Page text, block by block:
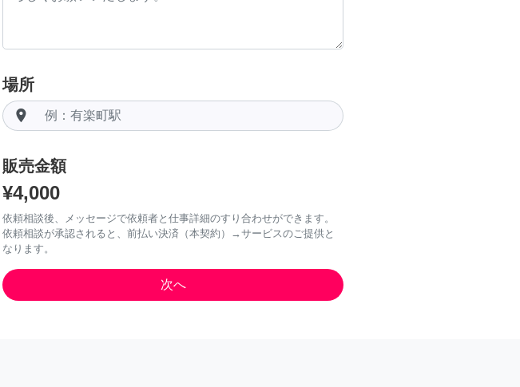
場所
room
販売金額
¥4,000
依頼相談後、メッセージで依頼者と仕事詳細のすり合わせができます。
依頼相談が承認されると、前払い決済（本契約）→サービスのご提供と
なります。